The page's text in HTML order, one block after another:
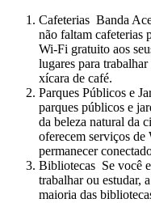
Cafeterias Banda
não faltam cafeterias
Wi-Fi gratuito aos
lugares para
xícara de café.
Parques Públicos e
parques públicos e
da beleza natural da
oferecem serviços de
permanecer
Bibliotecas Se você
trabalhar ou estudar,
maioria das